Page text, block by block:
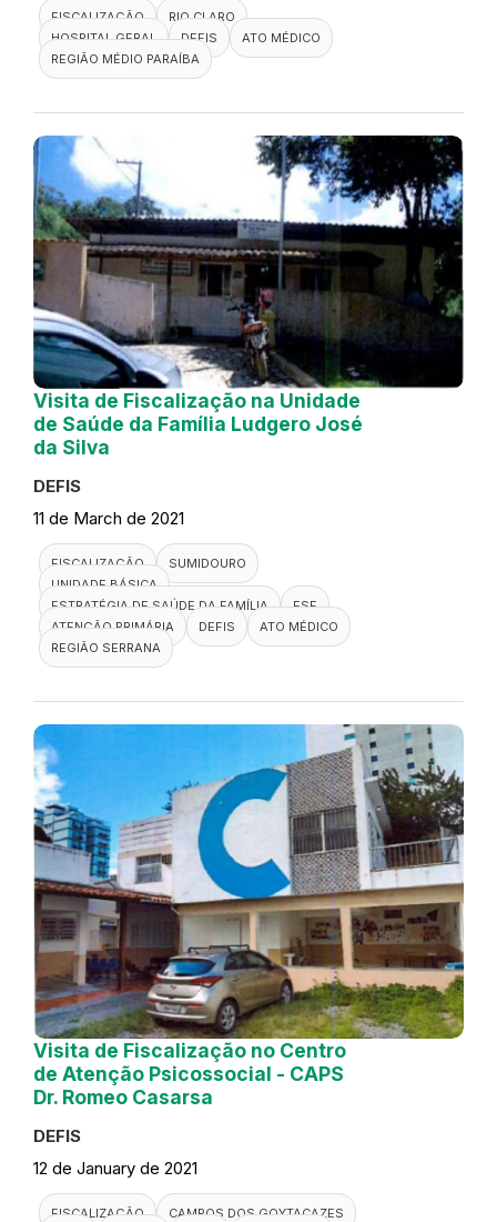
FISCALIZAÇÃO
RIO CLARO
HOSPITAL GERAL
DEFIS
ATO MÉDICO
REGIÃO MÉDIO PARAÍBA
Visita de Fiscalização na Unidade
de Saúde da Família Ludgero José
da Silva
DEFIS
11 de March de 2021
FISCALIZAÇÃO
SUMIDOURO
UNIDADE BÁSICA
ESTRATÉGIA DE SAÚDE DA FAMÍLIA
ESF
ATENÇÃO PRIMÁRIA
DEFIS
ATO MÉDICO
REGIÃO SERRANA
Visita de Fiscalização no Centro
de Atenção Psicossocial - CAPS
Dr. Romeo Casarsa
DEFIS
12 de January de 2021
FISCALIZAÇÃO CAMPOS DOS GOYTACAZES